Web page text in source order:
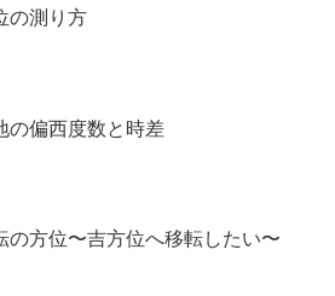
の測り方
の偏西度数と時差
の方位〜吉方位へ移転したい〜